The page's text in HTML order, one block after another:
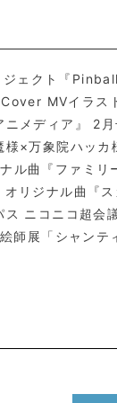
ェクト『
MVイラス
メディア』 2
様×万象院ハッ
曲『ファミリ
リジナル曲『ス
ニコニコ超会
師展「シャンテ